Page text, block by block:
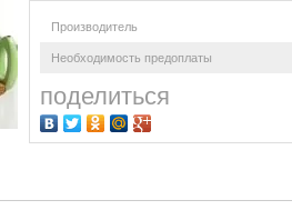
Производитель
Необходимость предоплаты
поделиться